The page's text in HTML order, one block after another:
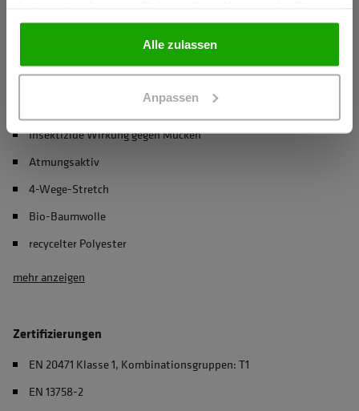
gesammelt haben.
Alle zulassen
Anpassen
Materialeigenschaften
Insektizide Wirkung gegen Mücken
Atmungsaktiv
4-Wege-Stretch
Bio-Baumwolle
recycelter Polyester
mehr anzeigen
Zertifizierungen
EN 20471 Klasse 1, Kombinationsgruppen: T1
EN 13758-2